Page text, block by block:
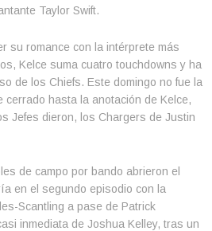
Taylor Swift.
su romance con la intérprete más
Kelce suma cuatro touchdowns y ha
de los Chiefs. Este domingo no fue la
cerrado hasta la anotación de Kelce,
Jefes dieron, los Chargers de Justin
de campo por bando abrieron el
en el segundo episodio con la
Scantling a pase de Patrick
inmediata de Joshua Kelley, tras un